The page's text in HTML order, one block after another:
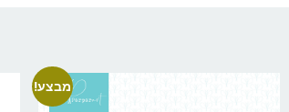
מבצע!